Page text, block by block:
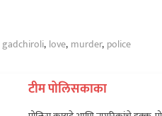
gadchiroli, love, murder, police
टीम पोलिसकाका